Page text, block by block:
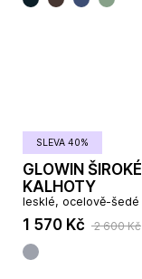
SLEVA 40%
GLOWIN ŠIROKÉ
KALHOTY
lesklé, ocelově-šedé
1 570 Kč 2 600 Kč